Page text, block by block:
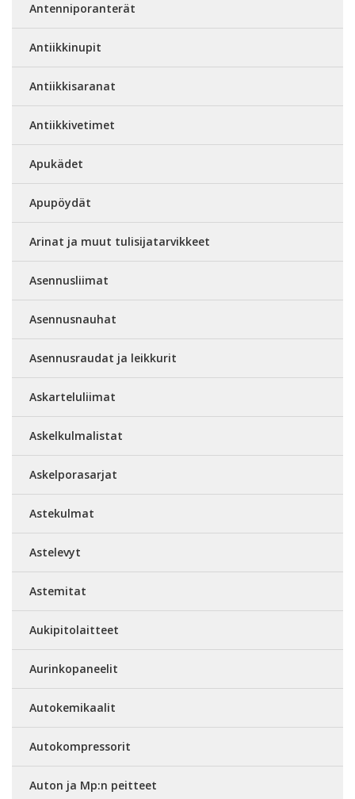
Antenniporanterät
Antiikkinupit
Antiikkisaranat
Antiikkivetimet
Apukädet
Apupöydät
Arinat ja muut tulisijatarvikkeet
Asennusliimat
Asennusnauhat
Asennusraudat ja leikkurit
Askarteluliimat
Askelkulmalistat
Askelporasarjat
Astekulmat
Astelevyt
Astemitat
Aukipitolaitteet
Aurinkopaneelit
Autokemikaalit
Autokompressorit
Auton ja Mp:n peitteet